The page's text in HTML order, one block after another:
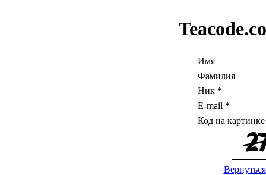
Имя
Фамилия
Ник *
E-mail *
Код на
Вернуться